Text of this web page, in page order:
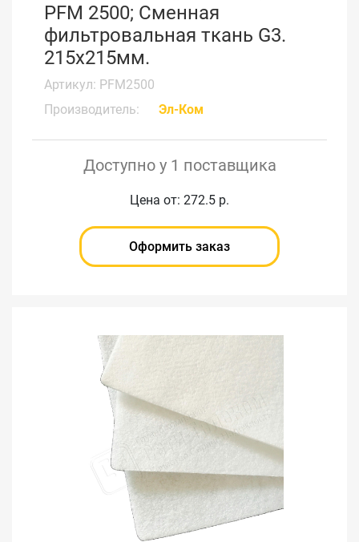
PFM 2500; Сменная
фильтровальная ткань G3.
215x215мм.
Артикул: PFM2500
Производитель:
Эл-Ком
Доступно у 1 поставщика
Цена от: 272.5 р.
Оформить заказ